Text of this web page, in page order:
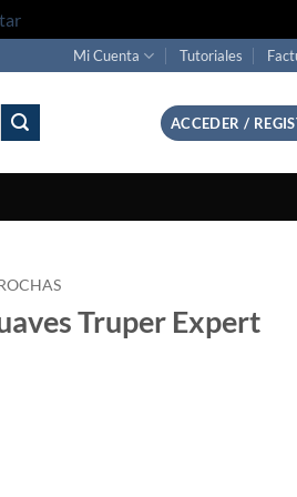
Mi Cuenta Tutoriales
ACCEDER /
Truper Expert